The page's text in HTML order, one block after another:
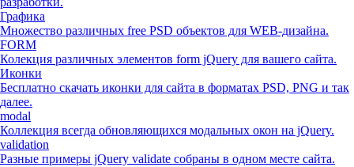
Графика
Множество различных free PSD объектов для WEB-дизайна.
FORM
Колекция различных элементов form jQuery для вашего сайта.
Иконки
Бесплатно скачать иконки для сайта в форматах PSD, PNG и так
далее.
modal
Коллекция всегда обновляющихся модальных окон на jQuery.
validation
Разные примеры jQuery validate собраны в одном месте сайта.